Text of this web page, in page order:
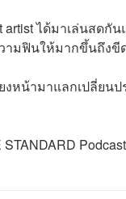
artist ได้มาเล่นสด
วามฟินให้มากขึ้นถึงขี
งหน้ามาแลกเปลี่
Podcast